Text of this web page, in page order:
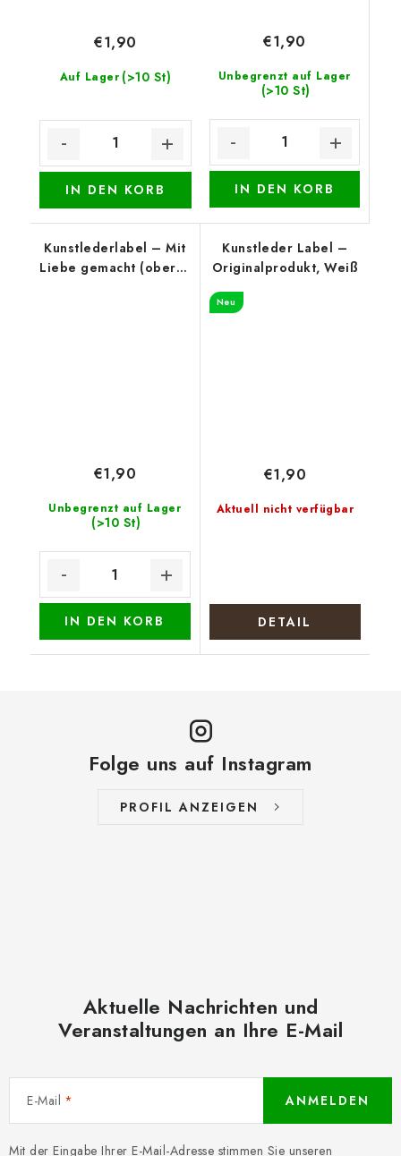
Auf Lager (>10 St)
€1,90
IN DEN KORB
Unbegrenzt auf Lager
(>10 St)
€1,90
IN DEN KORB
Kunstlederlabel – Mit
Liebe gemacht (oberer
Unbegrenzt auf Lager
(>10 St)
€1,90
IN DEN KORB
Kunstleder Label –
Originalprodukt, Weiß
Neu
Aktuell nicht verfügbar
€1,90
DETAIL
Folge uns auf Instagram
PROFIL ANZEIGEN
Aktuelle Nachrichten und
Veranstaltungen an Ihre E-Mail
E-Mail
Mit der Eingabe Ihrer E-Mail-Adresse stimmen Sie unseren
ANMELDEN